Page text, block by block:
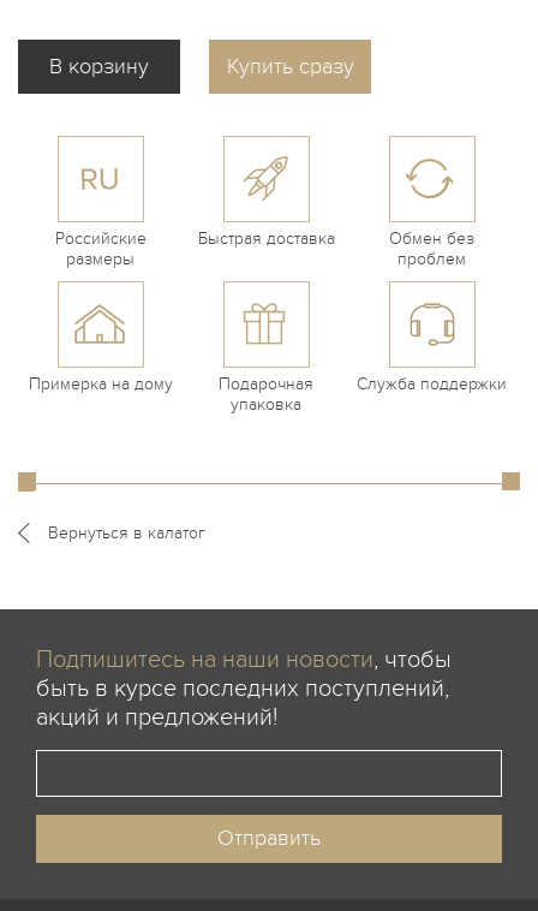
Купить сразу
Российские
размеры
Быстрая доставка
Обмен без
проблем
Примерка на дому
Подарочная
упаковка
Служба поддержки
Вернуться в калатог
Подпишитесь на наши новости, чтобы
быть в курсе последних поступлений,
акций и предложений!